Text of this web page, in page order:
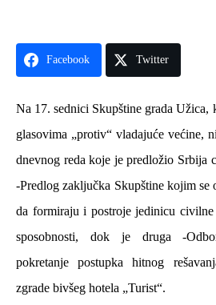
Facebook Twitter
Na 17. sednici Skupštine grada Užica,
glasovima „protiv“ vladajuće većine,
dnevnog reda koje je predložio Srbija c
-Predlog zaključka Skupštine kojim se
da formiraju i postroje jedinicu
sposobnosti, dok je druga -
pokretanje postupka hitnog
zgrade bivšeg hotela „Turist“.